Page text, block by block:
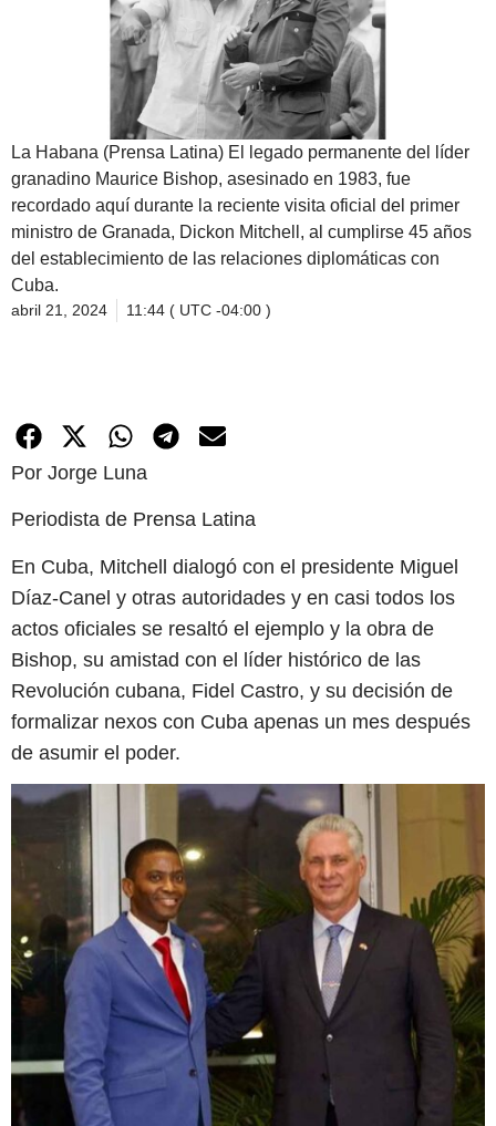
La Habana (Prensa Latina) El legado permanente del líder
granadino Maurice Bishop, asesinado en 1983, fue
recordado aquí durante la reciente visita oficial del primer
ministro de Granada, Dickon Mitchell, al cumplirse 45 años
del establecimiento de las relaciones diplomáticas con
Cuba.
abril 21, 2024 11:44 ( UTC -04:00 )
Por Jorge Luna
Periodista de Prensa Latina
En Cuba, Mitchell dialogó con el presidente Miguel
Díaz-Canel y otras autoridades y en casi todos los
actos oficiales se resaltó el ejemplo y la obra de
Bishop, su amistad con el líder histórico de las
Revolución cubana, Fidel Castro, y su decisión de
formalizar nexos con Cuba apenas un mes después
de asumir el poder.